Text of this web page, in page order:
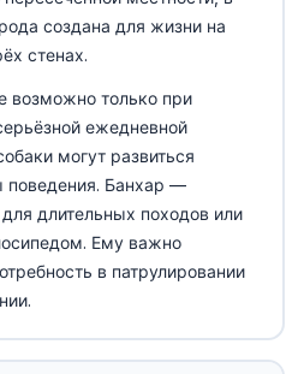
создана для жизни на
стенах.
возможно только при
ежедневной
могут развиться
Банхар —
длительных походов или
Ему важно
в патрулировании